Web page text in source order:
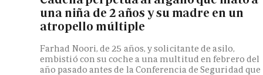
una niña de 2 años y su madre en un
atropello múltiple
Farhad Noori, de 25 años, y solicitante de asilo,
embistió con su coche a una multitud en febrero del
año pasado antes de la Conferencia de Seguridad que